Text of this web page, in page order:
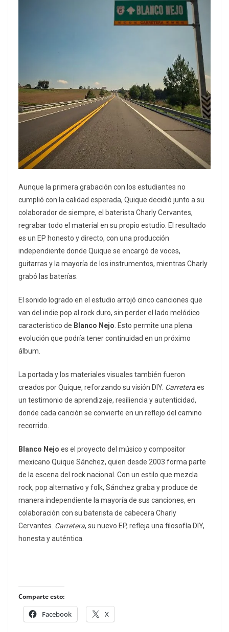
Aunque la primera grabación con los estudiantes no
cumplió con la calidad esperada, Quique decidió junto a su
colaborador de siempre, el baterista Charly Cervantes,
regrabar todo el material en su propio estudio. El resultado
es un EP honesto y directo, con una producción
independiente donde Quique se encargó de voces,
guitarras y la mayoría de los instrumentos, mientras Charly
grabó las baterías.
El sonido logrado en el estudio arrojó cinco canciones que
van del indie pop al rock duro, sin perder el lado melódico
característico de Blanco Nejo . Esto permite una plena
evolución que podría tener continuidad en un próximo
álbum.
La portada y los materiales visuales también fueron
creados por Quique, reforzando su visión DIY. Carreteraes
un testimonio de aprendizaje, resiliencia y autenticidad,
donde cada canción se convierte en un reflejo del camino
recorrido.
Blanco Nejo es el proyecto del músico y compositor
mexicano Quique Sánchez, quien desde 2003 forma parte
de la escena del rock nacional. Con un estilo que mezcla
rock, pop alternativo y folk, Sánchez graba y produce de
manera independiente la mayoría de sus canciones, en
colaboración con su baterista de cabecera Charly
Cervantes. Carretera, su nuevo EP, refleja una filosofía DIY,
honesta y auténtica.
Comparte esto:
Facebook X